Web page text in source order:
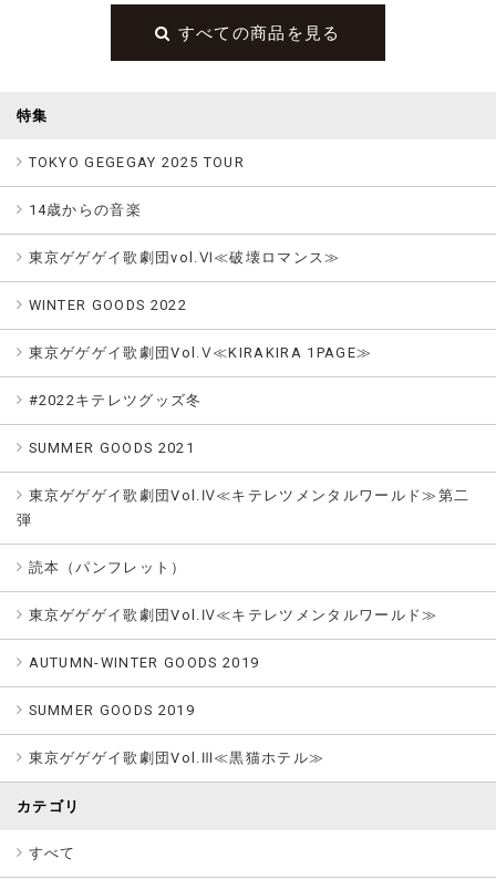
すべての商品を見る
特集
TOKYO GEGEGAY 2025 TOUR
14歳からの音楽
東京ゲゲゲイ歌劇団vol.Ⅵ≪破壊ロマンス≫
WINTER GOODS 2022
東京ゲゲゲイ歌劇団Vol.Ⅴ≪KIRAKIRA 1PAGE≫
#2022キテレツグッズ冬
SUMMER GOODS 2021
東京ゲゲゲイ歌劇団Vol.Ⅳ≪キテレツメンタルワールド≫第二
弾
読本（パンフレット）
東京ゲゲゲイ歌劇団Vol.Ⅳ≪キテレツメンタルワールド≫
AUTUMN-WINTER GOODS 2019
SUMMER GOODS 2019
東京ゲゲゲイ歌劇団Vol.Ⅲ≪黒猫ホテル≫
カテゴリ
すべて